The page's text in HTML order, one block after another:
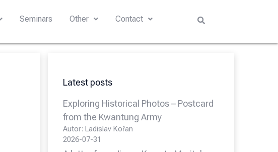
Seminars Other Contact
Latest posts
Exploring Historical Photos – Postcard
from the Kwantung Army
Autor: Ladislav Kořan
2026-07-31